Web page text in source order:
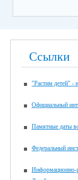
Ссылки
"Растим детей" -
Официальный
Памятные даты
Федеральный
Информационно-